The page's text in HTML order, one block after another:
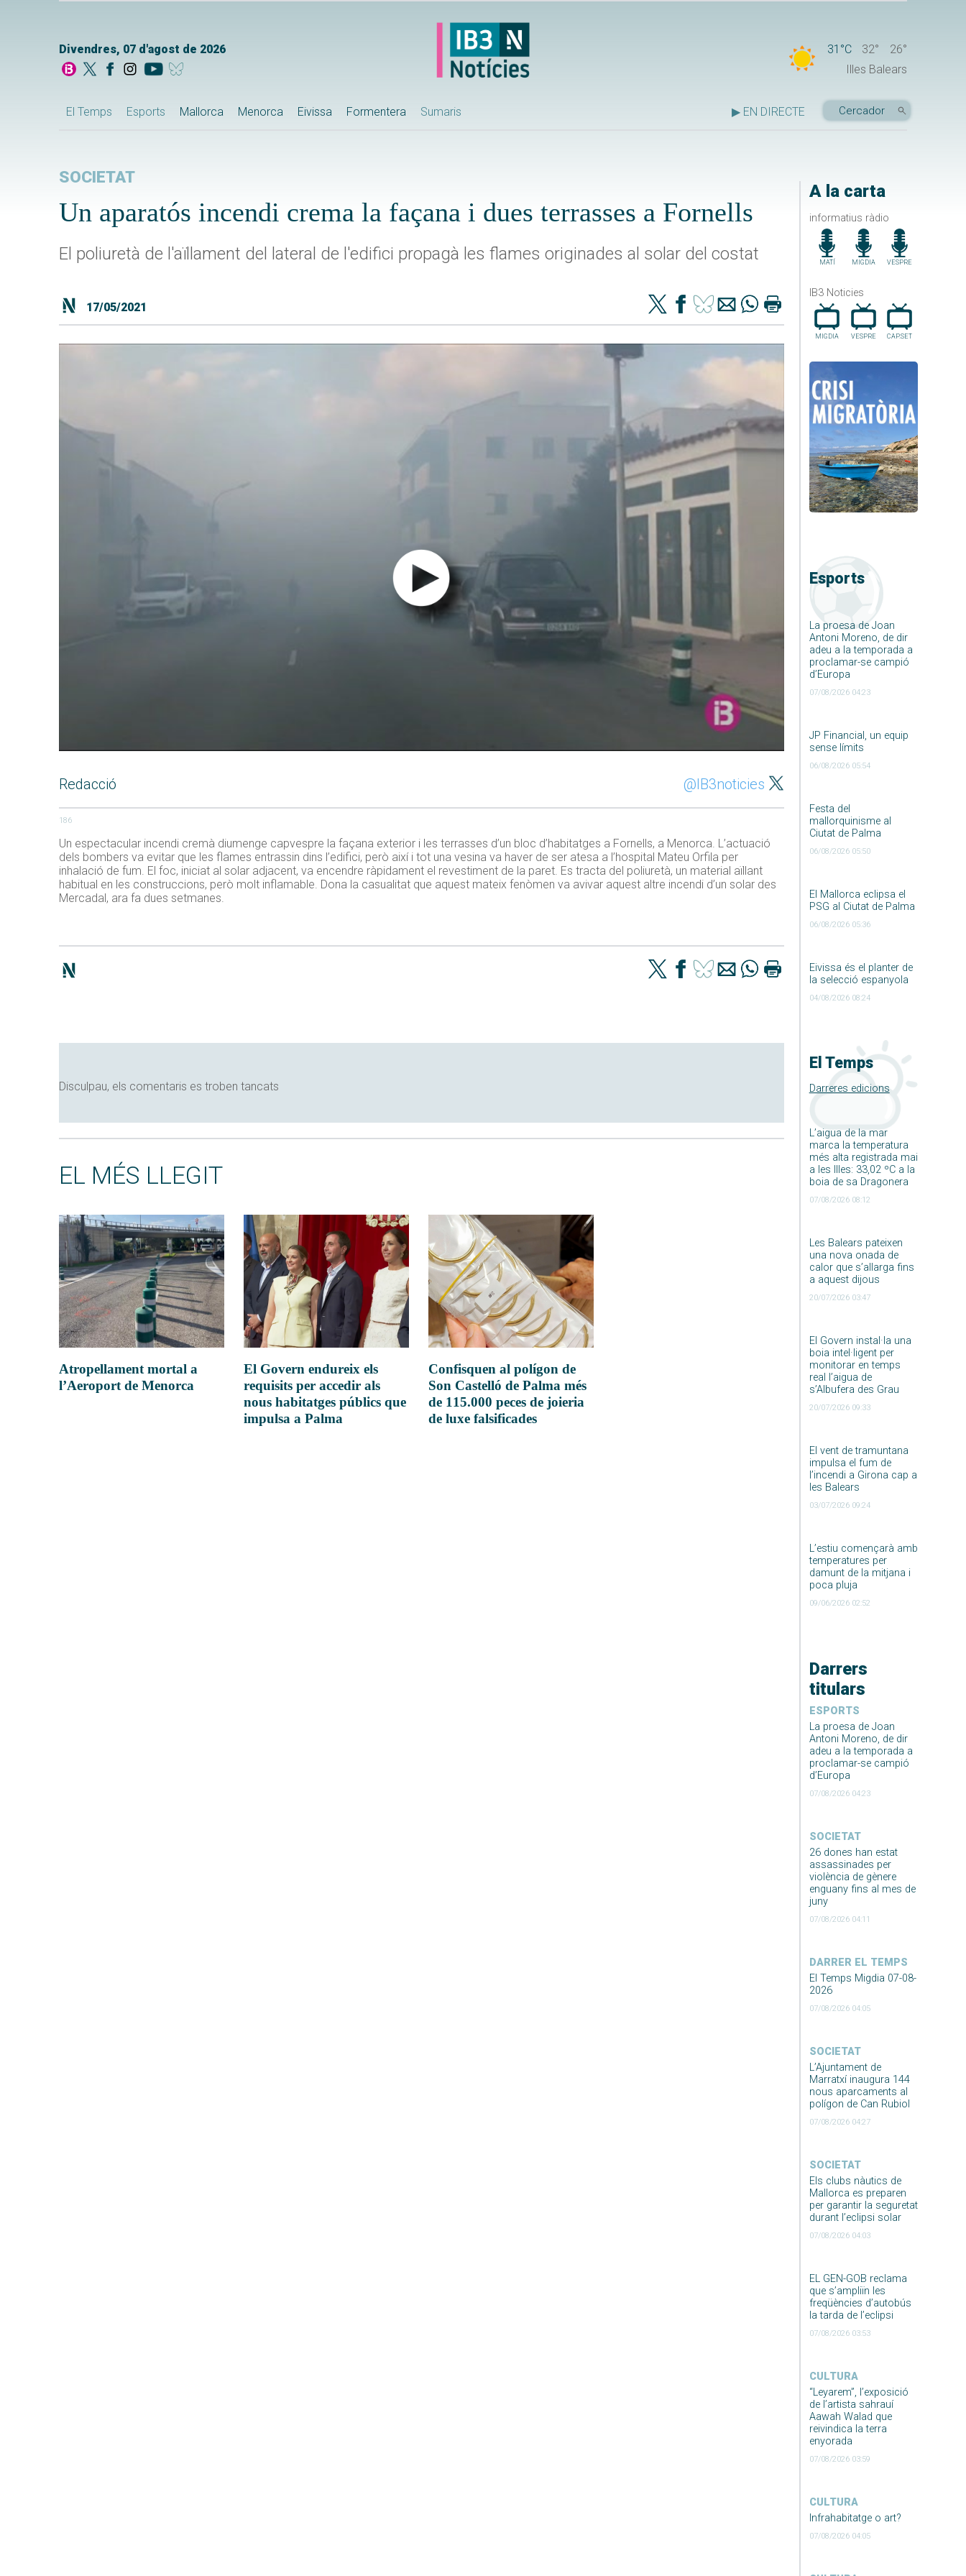
Divendres, 07 d'agost de 2026 31°C 32°
26°
Illes Balears
El Temps Esports Mallorca Menorca Eivissa Formentera Sumaris ▶ EN DIRECTE
A la carta
informatius ràdio
MATÍ MIGDIA VESPRE
IB3 Noticies
MIGDIA VESPRE CAP.SET
Esports
La proesa de Joan
Antoni Moreno, de dir
adeu a la temporada a
proclamar-se campió
d’Europa
07/08/2026 04:23
JP Financial, un equip
sense límits
06/08/2026 05:54
Festa del
mallorquinisme al
Ciutat de Palma
06/08/2026 05:50
El Mallorca eclipsa el
PSG al Ciutat de Palma
06/08/2026 05:36
Eivissa és el planter de
la selecció espanyola
04/08/2026 08:24
El Temps
Darreres edicions
L’aigua de la mar
marca la temperatura
més alta registrada mai
a les Illes: 33,02 ºC a la
boia de sa Dragonera
07/08/2026 08:12
Les Balears pateixen
una nova onada de
calor que s’allarga fins
a aquest dijous
20/07/2026 03:47
El Govern instal·la una
boia intel·ligent per
monitorar en temps
real l’aigua de
s’Albufera des Grau
20/07/2026 09:33
El vent de tramuntana
impulsa el fum de
l’incendi a Girona cap a
les Balears
03/07/2026 09:24
L’estiu començarà amb
temperatures per
damunt de la mitjana i
poca pluja
09/06/2026 02:52
Darrers
titulars
ESPORTS
La proesa de Joan
Antoni Moreno, de dir
adeu a la temporada a
proclamar-se campió
d’Europa
07/08/2026 04:23
SOCIETAT
26 dones han estat
assassinades per
violència de gènere
enguany fins al mes de
juny
07/08/2026 04:11
DARRER EL TEMPS
El Temps Migdia 07-08-
2026
07/08/2026 04:05
SOCIETAT
L’Ajuntament de
Marratxí inaugura 144
nous aparcaments al
polígon de Can Rubiol
07/08/2026 04:27
SOCIETAT
Els clubs nàutics de
Mallorca es preparen
per garantir la seguretat
durant l’eclipsi solar
07/08/2026 04:03
EL GEN-GOB reclama
que s’ampliïn les
freqüències d’autobús
la tarda de l’eclipsi
07/08/2026 03:53
CULTURA
“Leyarem”, l’exposició
de l’artista sahrauí
Aawah Walad que
reivindica la terra
enyorada
07/08/2026 03:59
CULTURA
Infrahabitatge o art?
07/08/2026 04:05
SOCIETAT
Un aparatós incendi crema la façana i dues terrasses a Fornells
El poliuretà de l'aïllament del lateral de l'edifici propagà les flames originades al solar del costat
17/05/2021
Redacció @IB3noticies
186
Un espectacular incendi cremà diumenge capvespre la façana exterior i les terrasses d’un bloc d’habitatges a Fornells, a Menorca. L’actuació
dels bombers va evitar que les flames entrassin dins l’edifici, però així i tot una vesina va haver de ser atesa a l’hospital Mateu Orfila per
inhalació de fum. El foc, iniciat al solar adjacent, va encendre ràpidament el revestiment de la paret. Es tracta del poliuretà, un material aïllant
habitual en les construccions, però molt inflamable. Dona la casualitat que aquest mateix fenòmen va avivar aquest altre incendi d’un solar des
Mercadal, ara fa dues setmanes.
Disculpau, els comentaris es troben tancats
EL MÉS LLEGIT
Atropellament mortal a
l’Aeroport de Menorca
El Govern endureix els
requisits per accedir als
nous habitatges públics que
impulsa a Palma
Confisquen al polígon de
Son Castelló de Palma més
de 115.000 peces de joieria
de luxe falsificades